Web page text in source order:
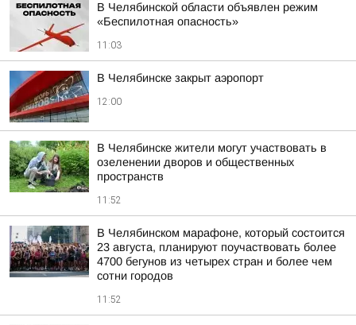
В Челябинской области объявлен режим
«Беспилотная опасность»
11:03
В Челябинске закрыт аэропорт
12:00
В Челябинске жители могут участвовать в
озеленении дворов и общественных
пространств
11:52
В Челябинском марафоне, который состоится
23 августа, планируют поучаствовать более
4700 бегунов из четырех стран и более чем
сотни городов
11:52